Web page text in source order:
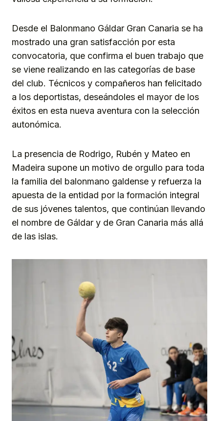
Desde el Balonmano Gáldar Gran Canaria se ha
mostrado una gran satisfacción por esta
convocatoria, que confirma el buen trabajo que
se viene realizando en las categorías de base
del club. Técnicos y compañeros han felicitado
a los deportistas, deseándoles el mayor de los
éxitos en esta nueva aventura con la selección
autonómica.
La presencia de Rodrigo, Rubén y Mateo en
Madeira supone un motivo de orgullo para toda
la familia del balonmano galdense y refuerza la
apuesta de la entidad por la formación integral
de sus jóvenes talentos, que continúan llevando
el nombre de Gáldar y de Gran Canaria más allá
de las islas.